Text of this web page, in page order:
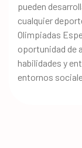
pueden
cualquier
Olimpiadas
oportunidad de
habilidades y
entornos